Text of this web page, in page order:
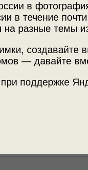
в
в течение
на разные темы
создавайте
— давайте
поддержке
в